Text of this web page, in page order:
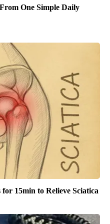
One Simple Daily
15min to Relieve Sciatica